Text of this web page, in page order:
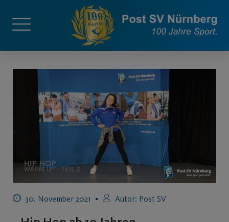
30. November 2021 Autor: Post SV